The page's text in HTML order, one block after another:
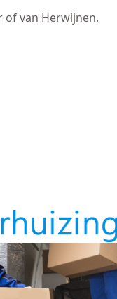
of van Herwijnen.